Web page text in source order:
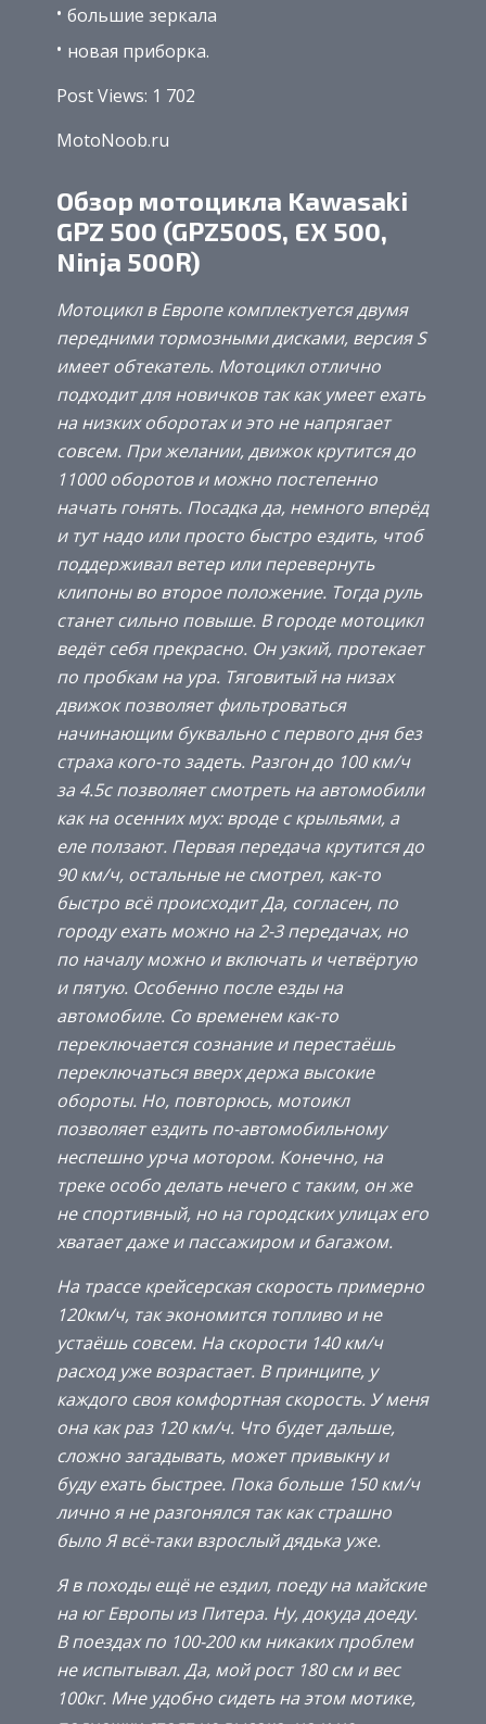
большие зеркала
новая приборка.
Post Views: 1 702
MotoNoob.ru
Обзор мотоцикла Kawasaki
GPZ 500 (GPZ500S, EX 500,
Ninja 500R)
Мотоцикл в Европе комплектуется двумя
передними тормозными дисками, версия S
имеет обтекатель. Мотоцикл отлично
подходит для новичков так как умеет ехать
на низких оборотах и это не напрягает
совсем. При желании, движок крутится до
11000 оборотов и можно постепенно
начать гонять. Посадка да, немного вперёд
и тут надо или просто быстро ездить, чтоб
поддерживал ветер или перевернуть
клипоны во второе положение. Тогда руль
станет сильно повыше. В городе мотоцикл
ведёт себя прекрасно. Он узкий, протекает
по пробкам на ура. Тяговитый на низах
движок позволяет фильтроваться
начинающим буквально с первого дня без
страха кого-то задеть. Разгон до 100 км/ч
за 4.5с позволяет смотреть на автомобили
как на осенних мух: вроде с крыльями, а
еле ползают. Первая передача крутится до
90 км/ч, остальные не смотрел, как-то
быстро всё происходит Да, согласен, по
городу ехать можно на 2-3 передачах, но
по началу можно и включать и четвёртую
и пятую. Особенно после езды на
автомобиле. Со временем как-то
переключается сознание и перестаёшь
переключаться вверх держа высокие
обороты. Но, повторюсь, мотоикл
позволяет ездить по-автомобильному
неспешно урча мотором. Конечно, на
треке особо делать нечего с таким, он же
не спортивный, но на городских улицах его
хватает даже и пассажиром и багажом.
На трассе крейсерская скорость примерно
120км/ч, так экономится топливо и не
устаёшь совсем. На скорости 140 км/ч
расход уже возрастает. В принципе, у
каждого своя комфортная скорость. У меня
она как раз 120 км/ч. Что будет дальше,
сложно загадывать, может привыкну и
буду ехать быстрее. Пока больше 150 км/ч
лично я не разгонялся так как страшно
было Я всё-таки взрослый дядька уже.
Я в походы ещё не ездил, поеду на майские
на юг Европы из Питера. Ну, докуда доеду.
В поездах по 100-200 км никаких проблем
не испытывал. Да, мой рост 180 см и вес
100кг. Мне удобно сидеть на этом мотике,